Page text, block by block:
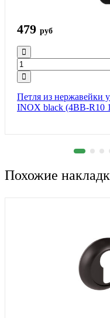
479 руб
Петля из нержавейки
INOX black (4BB-R10
Похожие